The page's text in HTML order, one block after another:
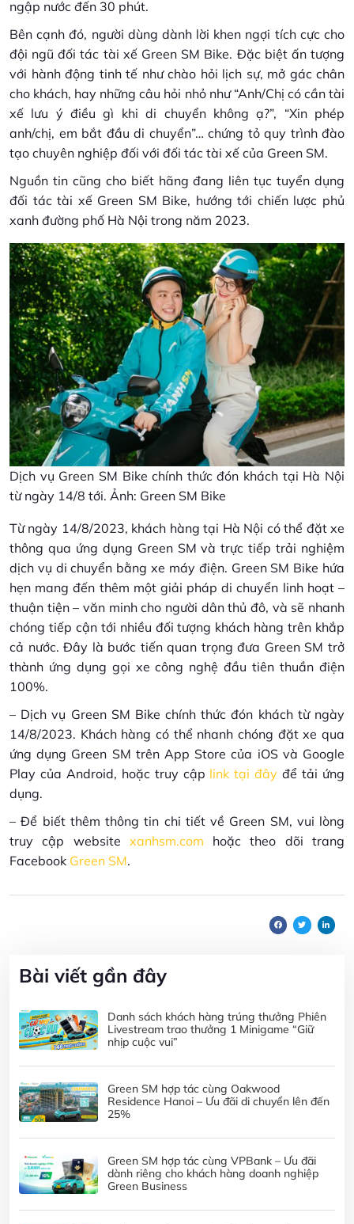
ngập nước đến 30 phút.
Bên cạnh đó, người dùng dành lời khen ngợi tích cực cho
đội ngũ đối tác tài xế Green SM Bike. Đặc biệt ấn tượng
với hành động tinh tế như chào hỏi lịch sự, mở gác chân
cho khách, hay những câu hỏi nhỏ như “Anh/Chị có cần tài
xế lưu ý điều gì khi di chuyển không ạ?”, “Xin phép
anh/chị, em bắt đầu di chuyển”… chứng tỏ quy trình đào
tạo chuyên nghiệp đối với đối tác tài xế của Green SM.
Nguồn tin cũng cho biết hãng đang liên tục tuyển dụng
đối tác tài xế Green SM Bike, hướng tới chiến lược phủ
xanh đường phố Hà Nội trong năm 2023.
Dịch vụ Green SM Bike chính thức đón khách tại Hà Nội
từ ngày 14/8 tới. Ảnh: Green SM Bike
Từ ngày 14/8/2023, khách hàng tại Hà Nội có thể đặt xe
thông qua ứng dụng Green SM và trực tiếp trải nghiệm
dịch vụ di chuyển bằng xe máy điện. Green SM Bike hứa
hẹn mang đến thêm một giải pháp di chuyển linh hoạt –
thuận tiện – văn minh cho người dân thủ đô, và sẽ nhanh
chóng tiếp cận tới nhiều đối tượng khách hàng trên khắp
cả nước. Đây là bước tiến quan trọng đưa Green SM trở
thành ứng dụng gọi xe công nghệ đầu tiên thuần điện
100%.
– Dịch vụ Green SM Bike chính thức đón khách từ ngày
14/8/2023. Khách hàng có thể nhanh chóng đặt xe qua
ứng dụng Green SM trên App Store của iOS và Google
Play của Android, hoặc truy cập link tại đây để tải ứng
dụng.
– Để biết thêm thông tin chi tiết về Green SM, vui lòng
truy cập website xanhsm.com hoặc theo dõi trang
Facebook Green SM.
Bài viết gần đây
Danh sách khách hàng trúng thưởng Phiên
Livestream trao thưởng 1 Minigame “Giữ
nhịp cuộc vui”
Green SM hợp tác cùng Oakwood
Residence Hanoi – Ưu đãi di chuyển lên đến
25%
Green SM hợp tác cùng VPBank – Ưu đãi
dành riêng cho khách hàng doanh nghiệp
Green Business